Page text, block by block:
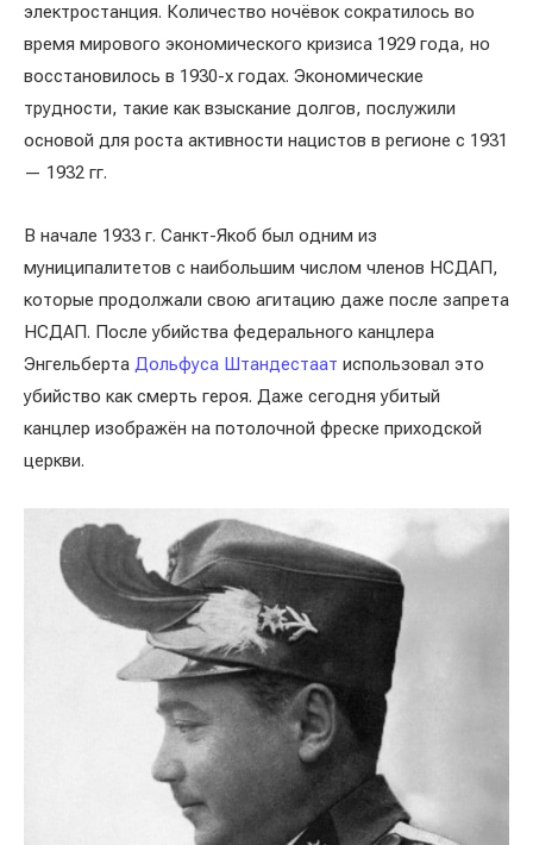
электростанция. Количество ночёвок сократилось во
время мирового экономического кризиса 1929 года, но
восстановилось в 1930-х годах. Экономические
трудности, такие как взыскание долгов, послужили
основой для роста активности нацистов в регионе с 1931
— 1932 гг.
В начале 1933 г. Санкт-Якоб был одним из
муниципалитетов с наибольшим числом членов НСДАП,
которые продолжали свою агитацию даже после запрета
НСДАП. После убийства федерального канцлера
Энгельберта Дольфуса Штандестаат использовал это
убийство как смерть героя. Даже сегодня убитый
канцлер изображён на потолочной фреске приходской
церкви.